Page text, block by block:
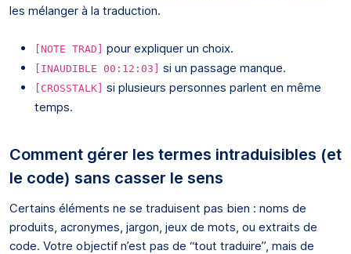
les mélanger à la traduction.
[NOTE TRAD] pour expliquer un choix.
[INAUDIBLE 00:12:03] si un passage manque.
[CROSSTALK]
si plusieurs personnes parlent en même
temps.
Comment gérer les termes intraduisibles (et
le code) sans casser le sens
Certains éléments ne se traduisent pas bien : noms de
produits, acronymes, jargon, jeux de mots, ou extraits de
code. Votre objectif n’est pas de “tout traduire”, mais de